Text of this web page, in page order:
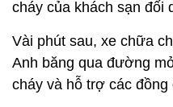
cháy của khách sạn đối
Vài phút sau, xe chữa
Anh băng qua đường
cháy và hỗ trợ các